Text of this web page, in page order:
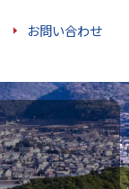
お問い合わせ